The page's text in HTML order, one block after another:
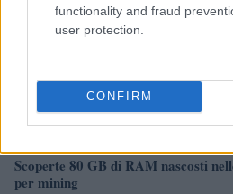
functionality and fraud
user protection.
CONFIRM
Scoperte 80 GB di RAM nascosti
per mining